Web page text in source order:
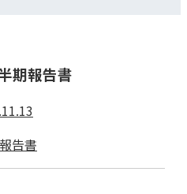
期報告書
告書